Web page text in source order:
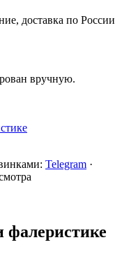
доставка по России
вручную.
Telegram ·
фалеристике